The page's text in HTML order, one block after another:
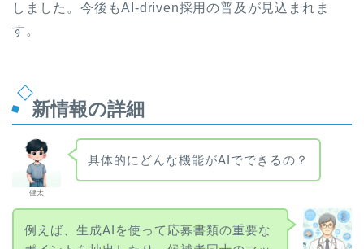
しました。今後もAI-driven採用の普及が見込まれま
す。
新情報の詳細
健太
具体的にどんな機能がAIでできるの？
例えば、生成AIを使って応募書類の重要な